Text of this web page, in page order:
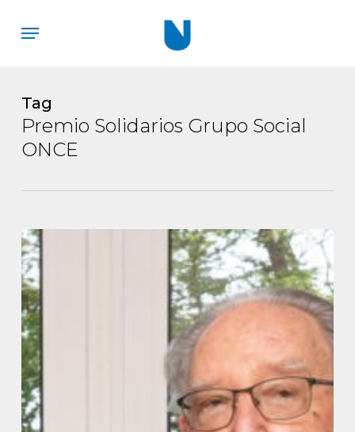
Menu
Tag
Premio Solidarios Grupo Social
ONCE
Modesto
Chato,
presidente
de
UNATE,
Premio
Solidario
Grupo
Social
ONCE